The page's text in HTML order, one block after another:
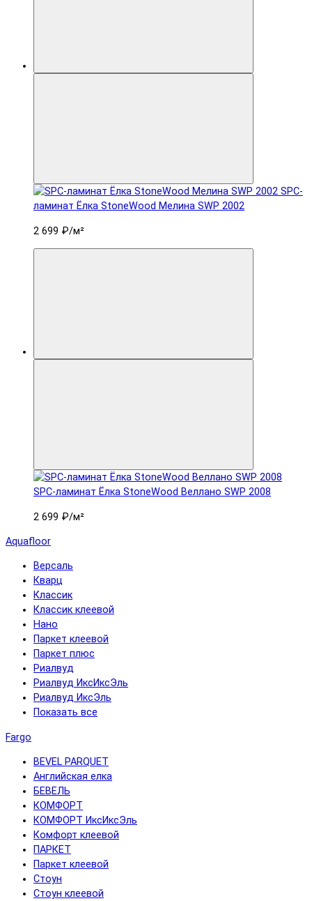
SPC-
ламинат Ëлка StoneWood Мелина SWP 2002
2 699 ₽/м²
SPC-ламинат Ëлка StoneWood Веллано SWP 2008
2 699 ₽/м²
Aquafloor
Версаль
Кварц
Классик
Классик клеевой
Нано
Паркет клеевой
Паркет плюс
Риалвуд
Риалвуд ИксИксЭль
Риалвуд ИксЭль
Показать все
Fargo
BEVEL PARQUET
Английская елка
БЕВЕЛЬ
КОМФОРТ
КОМФОРТ ИксИксЭль
Комфорт клеевой
ПАРКЕТ
Паркет клеевой
Стоун
Стоун клеевой